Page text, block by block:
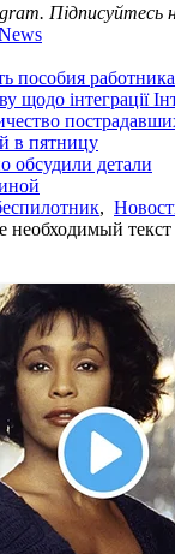
Підписуйтесь
пособия
інтеграції
в пятницу
обсудили детали
,